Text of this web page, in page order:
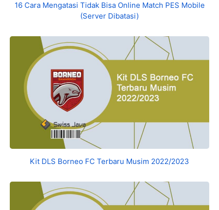
16 Cara Mengatasi Tidak Bisa Online Match PES Mobile
(Server Dibatasi)
Kit DLS Borneo FC Terbaru Musim 2022/2023